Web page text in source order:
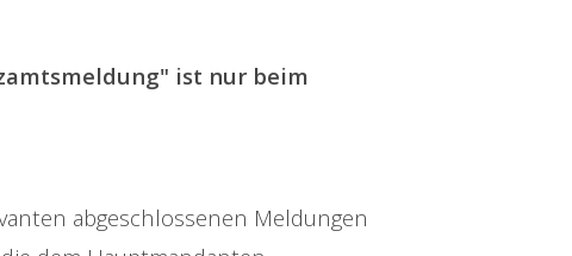
ist nur beim
abgeschlossenen Meldungen